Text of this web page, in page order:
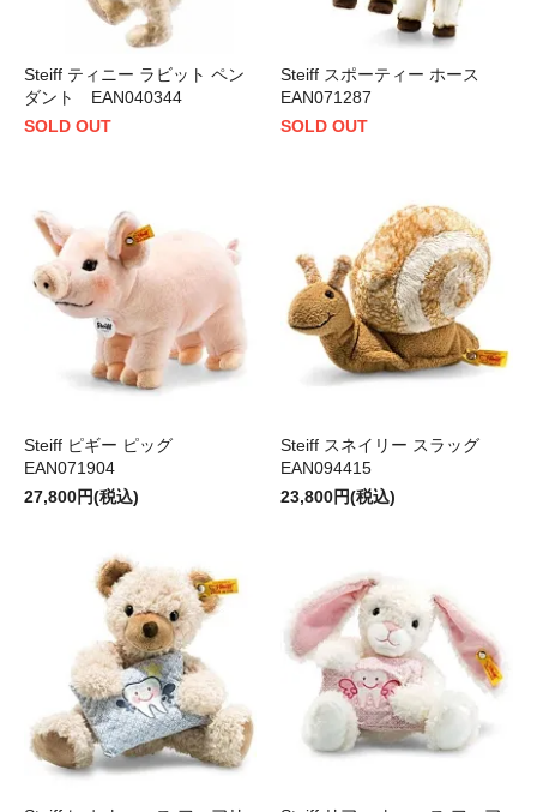
Steiff ティニー ラビット ペン
ダント EAN040344
SOLD OUT
Steiff スポーティー ホース
EAN071287
SOLD OUT
Steiff ピギー ピッグ
EAN071904
27,800円(税込)
Steiff スネイリー スラッグ
EAN094415
23,800円(税込)